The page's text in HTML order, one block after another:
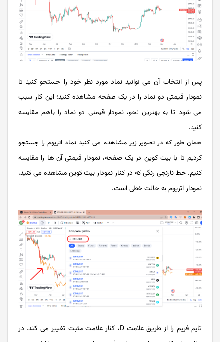
پس از انتخاب آن می توانید نماد مورد نظر خود را جستجو کنید تا
نمودار قیمتی دو نماد را در یک صفحه مشاهده کنید؛ این کار سبب
می شود تا به بهترین نحو، نمودار قیمتی دو نماد را باهم مقایسه
کنید.
همان طور که در تصویر زیر مشاهده می کنید نماد اتریوم را جستجو
کردیم تا با بیت کوین در یک صفحه، نمودار قیمتی آن ها را مقایسه
کنیم. خط نارنجی رنگی که در کنار نمودار بیت کوین مشاهده می کنید،
نمودار اتریوم به حالت خطی است.
تایم فریم را از طریق علامت D، کنار علامت مثبت تغییر می کند. در